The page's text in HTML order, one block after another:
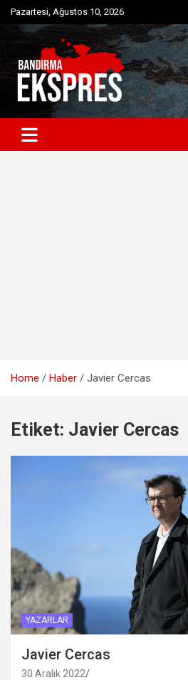
Skip
to
content
Pazartesi, Ağustos 10, 2026
Bandırma Ekspres
Bandırma'dan güncel haberler
Home Haber Javier Cercas
Etiket: Javier Cercas
YAZARLAR
Javier Cercas
30 Aralık 2022